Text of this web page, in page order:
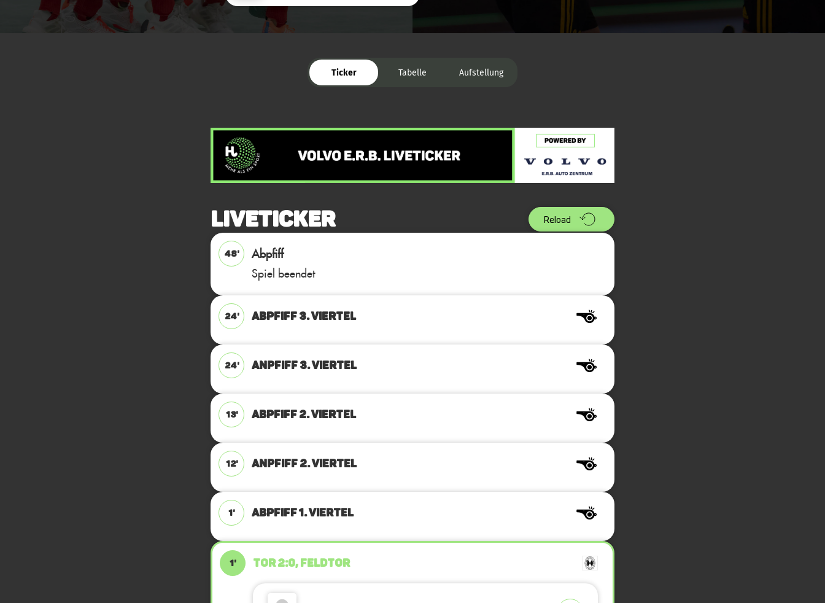
Ticker Tabelle Aufstellung
Liveticker Reload
48'
Abpfiff
Spiel beendet
24' ABPFIFF 3. Viertel
24' ANPFIFF 3. Viertel
13' ABPFIFF 2. Viertel
12' ANPFIFF 2. Viertel
1' ABPFIFF 1. Viertel
1' TOR 2:0, FELDTOR